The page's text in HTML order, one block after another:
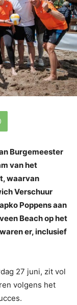
Burgemeester
van het
waarvan
Verschuur
Poppens aan
Beach op het
er, inclusief
27 juni, zit vol
volgens het